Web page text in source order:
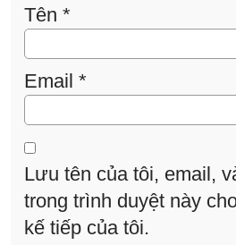
Tên *
Email *
Lưu tên của tôi, email,
trong trình duyệt này
kế tiếp của tôi.